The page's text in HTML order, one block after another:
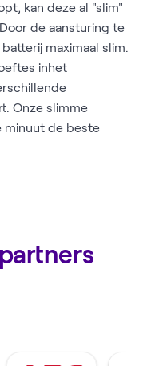
kan deze al "slim"
de aansturing te
maximaal slim.
inhet
Onze slimme
minuut de beste